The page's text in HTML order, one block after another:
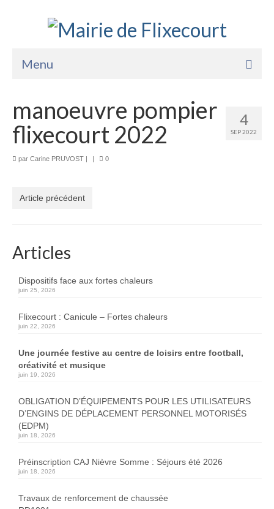
Menu
La Mairie
Vie Pratique
Enfance Jeunesse
4
SEP 2022
manoeuvre pompier
flixecourt 2022
par Carine PRUVOST | | 0
Article précédent
Articles
Dispositifs face aux fortes chaleurs
juin 25, 2026
Flixecourt : Canicule – Fortes chaleurs
juin 22, 2026
Une journée festive au centre de loisirs entre football,
créativité et musique
juin 19, 2026
OBLIGATION D’ÉQUIPEMENTS POUR LES UTILISATEURS
D’ENGINS DE DÉPLACEMENT PERSONNEL MOTORISÉS
(EDPM)
juin 18, 2026
Préinscription CAJ Nièvre Somme : Séjours été 2026
juin 18, 2026
Travaux de renforcement de chaussée